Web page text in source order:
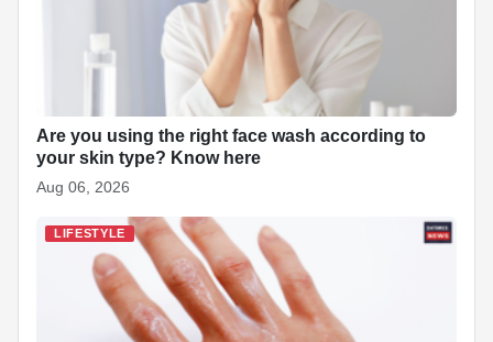
Are you using the right face wash according to
your skin type? Know here
Aug 06, 2026
LIFESTYLE